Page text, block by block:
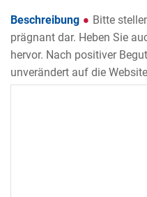
Beschreibung
Bitte
prägnant dar. Heben Sie
hervor. Nach positiver
unverändert auf die